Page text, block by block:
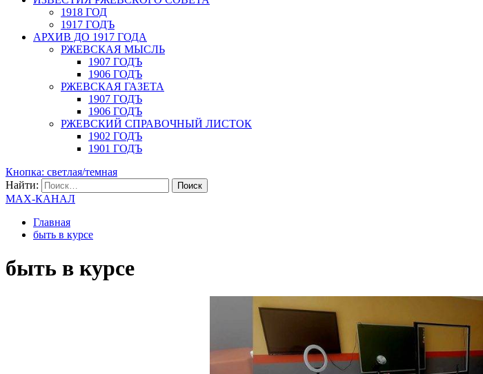
1918 ГОД
1917 ГОДЪ
АРХИВ ДО 1917 ГОДА
РЖЕВСКАЯ МЫСЛЬ
1907 ГОДЪ
1906 ГОДЪ
РЖЕВСКАЯ ГАЗЕТА
1907 ГОДЪ
1906 ГОДЪ
РЖЕВСКИЙ СПРАВОЧНЫЙ ЛИСТОК
1902 ГОДЪ
1901 ГОДЪ
Кнопка: светлая/темная
Найти:
MAX-КАНАЛ
Главная
быть в курсе
быть в курсе